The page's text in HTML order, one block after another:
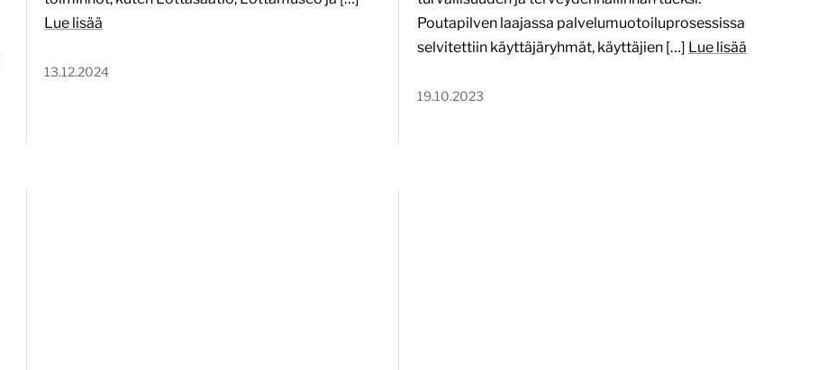
Lue lisää
13.12.2024
Poutapilven laajassa palvelumuotoiluprosessissa
selvitettiin käyttäjäryhmät, käyttäjien […] Lue lisää
19.10.2023